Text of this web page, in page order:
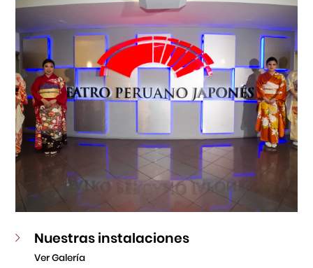
Nuestras instalaciones
Ver Galería